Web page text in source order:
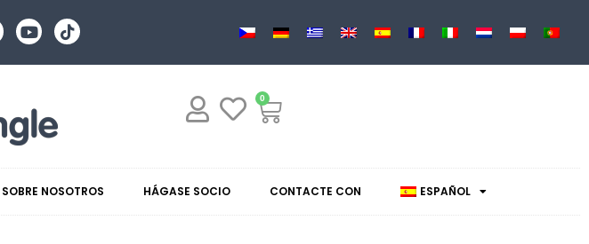
0
SOBRE NOSOTROS HÁGASE SOCIO CONTACTE CON ESPAÑOL